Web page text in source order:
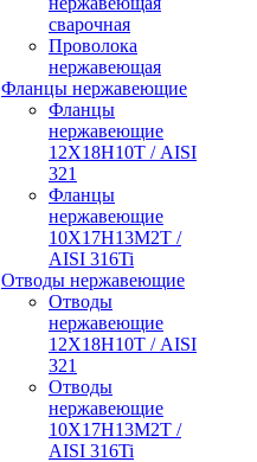
сварочная
Проволока
нержавеющая
Фланцы нержавеющие
Фланцы
нержавеющие
12Х18Н10Т / AISI
321
Фланцы
нержавеющие
10Х17Н13М2Т /
AISI 316Ti
Отводы нержавеющие
Отводы
нержавеющие
12Х18Н10Т / AISI
321
Отводы
нержавеющие
10Х17Н13М2Т /
AISI 316Ti